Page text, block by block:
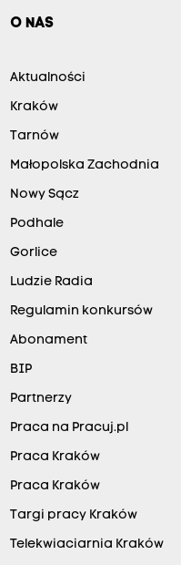
O NAS
Aktualności
Kraków
Tarnów
Małopolska Zachodnia
Nowy Sącz
Podhale
Gorlice
Ludzie Radia
Regulamin konkursów
Abonament
BIP
Partnerzy
Praca na Pracuj.pl
Praca Kraków
Praca Kraków
Targi pracy Kraków
Telekwiaciarnia Kraków